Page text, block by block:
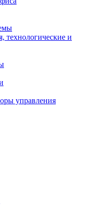
технологические и
управления